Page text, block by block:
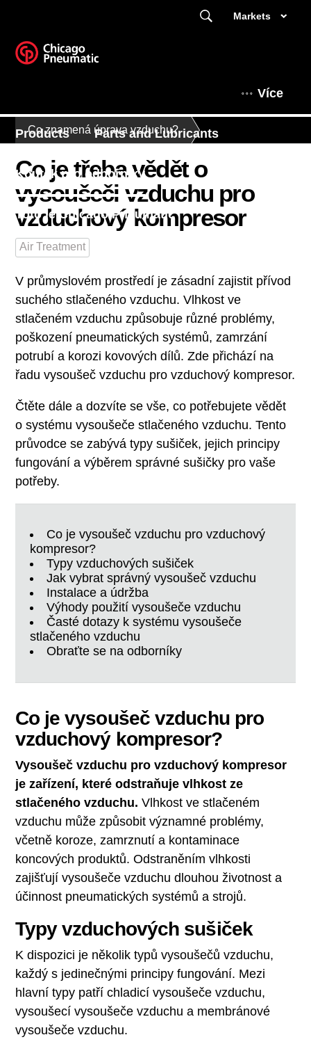
Markets
Více
Products Parts and Lubricants
Koutek pro odborníky
Toto je Chicago Pneumatic
Co znamená úprava vzduchu?
Co je třeba vědět o
vysoušeči vzduchu pro
vzduchový kompresor
Air Treatment
V průmyslovém prostředí je zásadní zajistit přívod
suchého stlačeného vzduchu. Vlhkost ve
stlačeném vzduchu způsobuje různé problémy,
poškození pneumatických systémů, zamrzání
potrubí a korozi kovových dílů. Zde přichází na
řadu vysoušeč vzduchu pro vzduchový kompresor.
Čtěte dále a dozvíte se vše, co potřebujete vědět
o systému vysoušeče stlačeného vzduchu. Tento
průvodce se zabývá typy sušiček, jejich principy
fungování a výběrem správné sušičky pro vaše
potřeby.
Co je vysoušeč vzduchu pro vzduchový
kompresor?
Typy vzduchových sušiček
Jak vybrat správný vysoušeč vzduchu
Instalace a údržba
Výhody použití vysoušeče vzduchu
Časté dotazy k systému vysoušeče
stlačeného vzduchu
Obraťte se na odborníky
Co je vysoušeč vzduchu pro
vzduchový kompresor?
Vysoušeč vzduchu pro vzduchový kompresor
je zařízení, které odstraňuje vlhkost ze
stlačeného vzduchu. Vlhkost ve stlačeném
vzduchu může způsobit významné problémy,
včetně koroze, zamrznutí a kontaminace
koncových produktů. Odstraněním vlhkosti
zajišťují vysoušeče vzduchu dlouhou životnost a
účinnost pneumatických systémů a strojů.
Typy vzduchových sušiček
K dispozici je několik typů vysoušečů vzduchu,
každý s jedinečnými principy fungování. Mezi
hlavní typy patří chladicí vysoušeče vzduchu,
vysoušecí vysoušeče vzduchu a membránové
vysoušeče vzduchu.